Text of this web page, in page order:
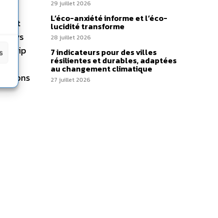
cent
pays
le
29 juillet 2026
L’éco-anxiété informe et l’éco-
lucidité transforme
28 juillet 2026
7 indicateurs pour des villes
résilientes et durables, adaptées
au changement climatique
27 juillet 2026